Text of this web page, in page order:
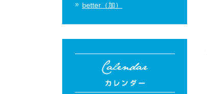
better（加）